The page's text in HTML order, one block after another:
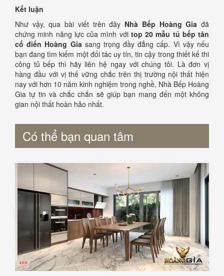
Kết luận
Như vậy, qua bài viết trên đây Nhà Bếp Hoàng Gia đã
chứng minh năng lực của mình với top 20 mẫu tủ bếp tân
cổ điển Hoàng Giasang trọng đầy đẳng cấp. Vì vậy nếu
bạn đang tìm kiếm một đối tác uy tín, tin cậy trong thiết kế thi
công tủ bếp thì hãy liên hệ ngay với chúng tôi. Là đơn vị
hàng đầu với vị thế vững chắc trên thị trường nội thất hiện
nay với hơn 10 năm kinh nghiệm trong nghề, Nhà Bếp Hoàng
Gia tự tin và chắc chắn sẽ giúp bạn mang đến một không
gian nội thất hoàn hảo nhất.
Có thể bạn quan tâm